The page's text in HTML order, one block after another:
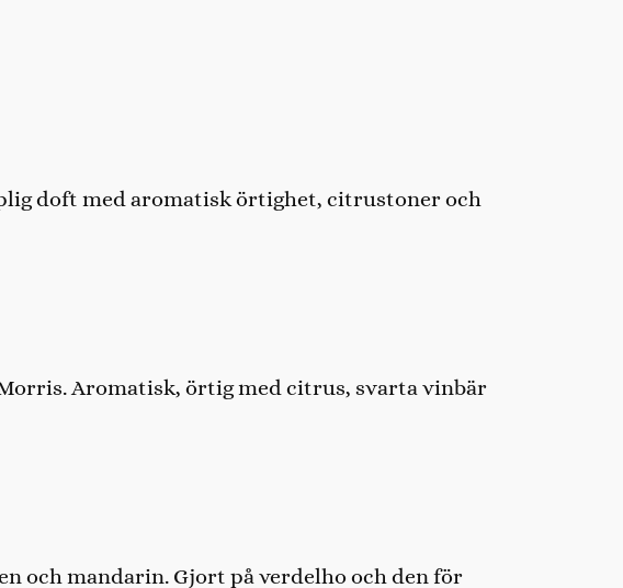
doft med aromatisk örtighet, citrustoner och
Aromatisk, örtig med citrus, svarta vinbär
och mandarin. Gjort på verdelho och den för